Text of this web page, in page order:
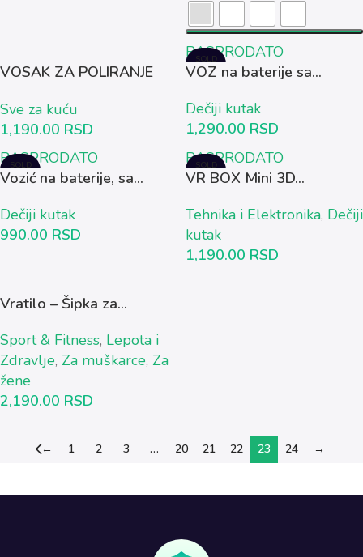
VOSAK ZA POLIRANJE
Sve za kuću
1,190.00 RSD
SOLD
OUT
RASPRODATO
VOZ na baterije sa...
Dečiji kutak
1,290.00 RSD
SOLD
OUT
RASPRODATO
Vozić na baterije, sa...
Dečiji kutak
990.00 RSD
SOLD
OUT
RASPRODATO
VR BOX Mini 3D...
Tehnika i Elektronika, Dečiji
kutak
1,190.00 RSD
Vratilo – Šipka za...
Sport & Fitness, Lepota i
Zdravlje, Za muškarce, Za
žene
2,190.00 RSD
← 1 2 3 … 20 21 22 23 24 →